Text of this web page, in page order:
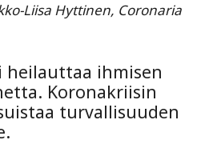
Liisa Hyttinen, Coronaria
heilauttaa ihmisen
Koronakriisin
turvallisuuden